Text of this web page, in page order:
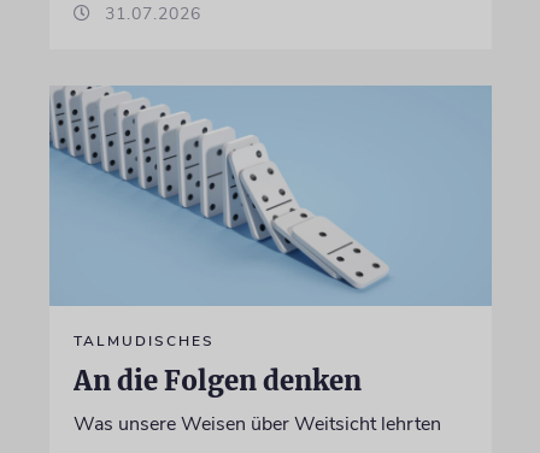
31.07.2026
TALMUDISCHES
An die Folgen denken
Was unsere Weisen über Weitsicht lehrten